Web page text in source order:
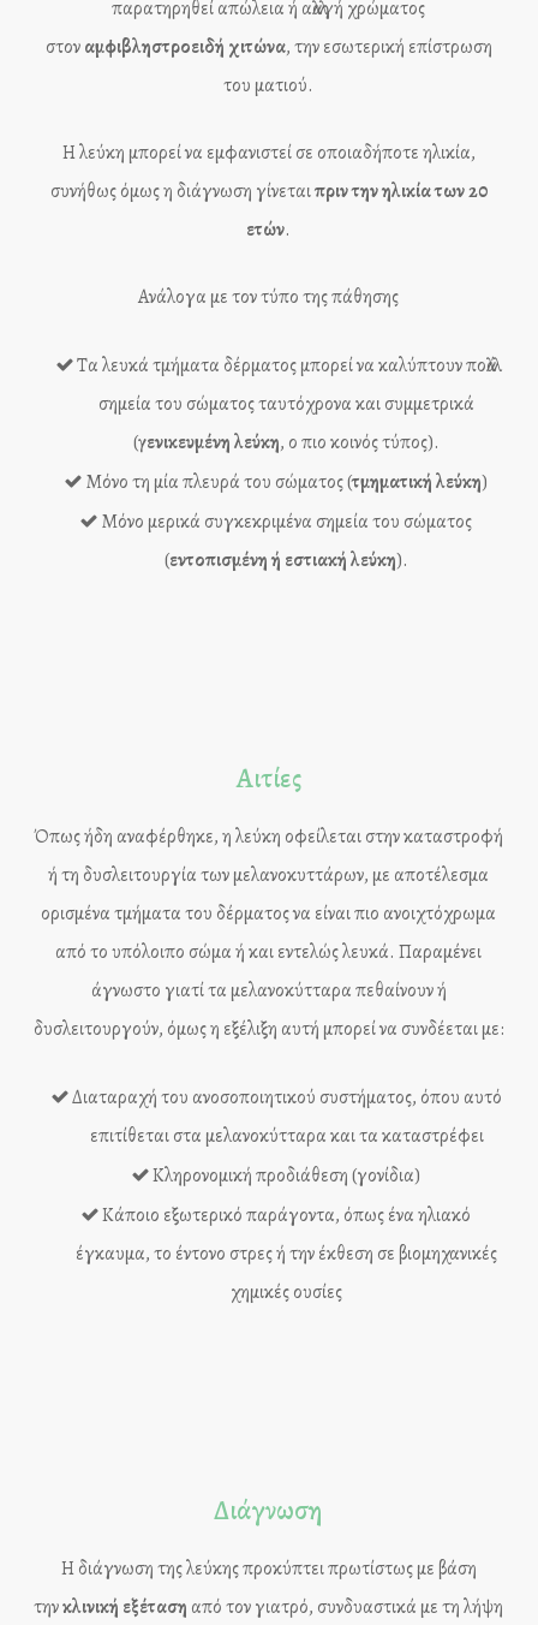
παρατηρηθεί απώλεια ή αλλαγή χρώματος
στοναμφιβληστροειδή χιτώνα, την εσωτερική επίστρωση
του ματιού.
Η λεύκη μπορεί να εμφανιστεί σε οποιαδήποτε ηλικία,
συνήθως όμως η διάγνωση γίνεταιπριν την ηλικία των 20
ετών.
Ανάλογα με τον τύπο της πάθησης
Τα λευκά τμήματα δέρματος μπορεί να καλύπτουν πολλά
σημεία του σώματος ταυτόχρονα και συμμετρικά
(γενικευμένη λεύκη, ο πιο κοινός τύπος).
Μόνο τη μία πλευρά του σώματος (τμηματική λεύκη)
Μόνο μερικά συγκεκριμένα σημεία του σώματος
(εντοπισμένη ή εστιακή λεύκη).
Αιτίες
Όπως ήδη αναφέρθηκε, η λεύκη οφείλεται στην καταστροφή
ή τη δυσλειτουργία των μελανοκυττάρων, με αποτέλεσμα
ορισμένα τμήματα του δέρματος να είναι πιο ανοιχτόχρωμα
από το υπόλοιπο σώμα ή και εντελώς λευκά. Παραμένει
άγνωστο γιατί τα μελανοκύτταρα πεθαίνουν ή
δυσλειτουργούν, όμως η εξέλιξη αυτή μπορεί να συνδέεται με:
Διαταραχή του ανοσοποιητικού συστήματος, όπου αυτό
επιτίθεται στα μελανοκύτταρα και τα καταστρέφει
Κληρονομική προδιάθεση (γονίδια)
Κάποιο εξωτερικό παράγοντα, όπως ένα ηλιακό
έγκαυμα, το έντονο στρες ή την έκθεση σε βιομηχανικές
χημικές ουσίες
Διάγνωση
Η διάγνωση της λεύκης προκύπτει πρωτίστως με βάση
τηνκλινική εξέταση από τον γιατρό, συνδυαστικά με τη λήψη